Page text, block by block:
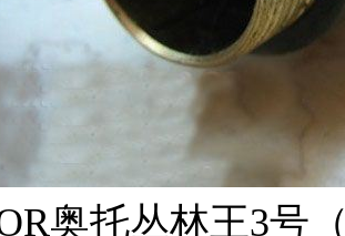
奥托丛林王3号